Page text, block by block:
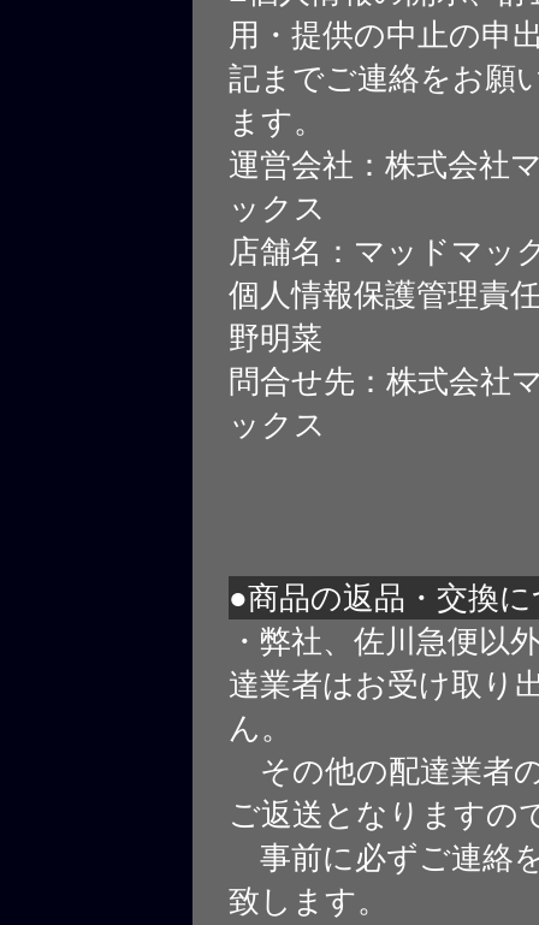
用・提供の中止の申
記までご連絡をお願
ます。
運営会社：株式会社
ックス
店舗名：マッドマッ
個人情報保護管理責
野明菜
問合せ先：株式会社
ックス
●商品の返品・交換
・弊社、佐川急便以
達業者はお受け取り
ん。
その他の配達業者
ご返送となりますの
事前に必ずご連絡
致します。